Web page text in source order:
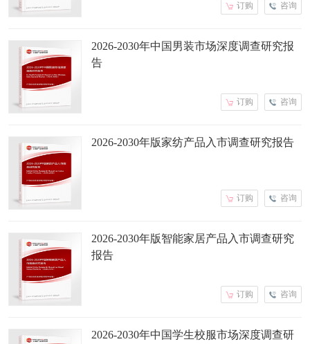
咨询
订购
2026-2030年中国男装市场深度调查研究报
告
咨询
订购
2026-2030年版家纺产品入市调查研究报告
咨询
订购
2026-2030年版智能家居产品入市调查研究
报告
咨询
订购
2026-2030年中国学生校服市场深度调查研